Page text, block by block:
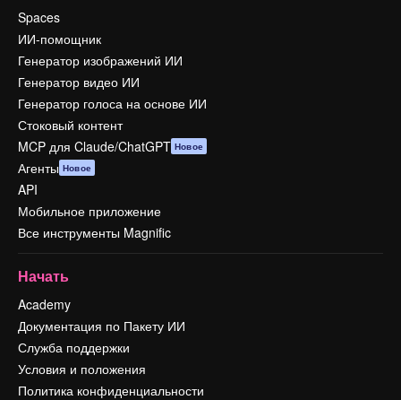
Spaces
ИИ-помощник
Генератор изображений ИИ
Генератор видео ИИ
Генератор голоса на основе ИИ
Стоковый контент
MCP для Claude/ChatGPT Новое
Агенты Новое
API
Мобильное приложение
Все инструменты Magnific
Начать
Academy
Документация по Пакету ИИ
Служба поддержки
Условия и положения
Политика конфиденциальности